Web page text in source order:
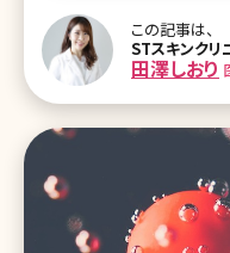
な施術だと思っていませ
するべく、実際の施術とリス
解説していきます。 【監修医師からのワンポイント】ダーマペンは創傷
治癒機能によりコラーゲン
時にお悩みに合わせた薬剤
この記事は、
STスキンクリ
田澤しおり